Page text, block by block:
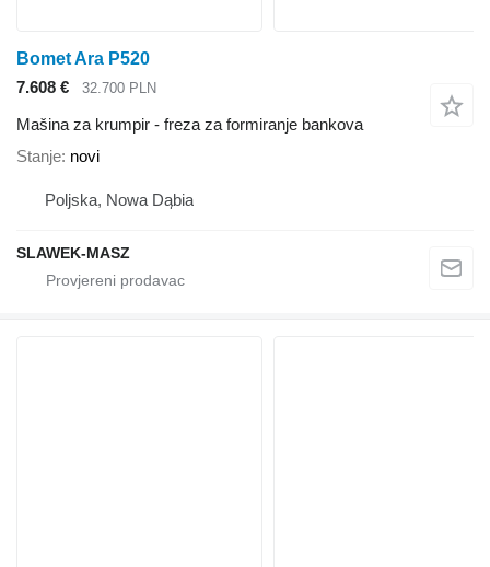
Bomet Ara P520
7.608 €
32.700 PLN
Mašina za krumpir - freza za formiranje bankova
Stanje novi
Poljska, Nowa Dąbia
SLAWEK-MASZ